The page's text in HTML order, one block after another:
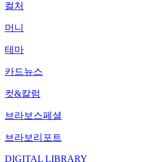
컬처
머니
테마
카드뉴스
컷&칼럼
브라보스페셜
브라보리포트
DIGITAL LIBRARY